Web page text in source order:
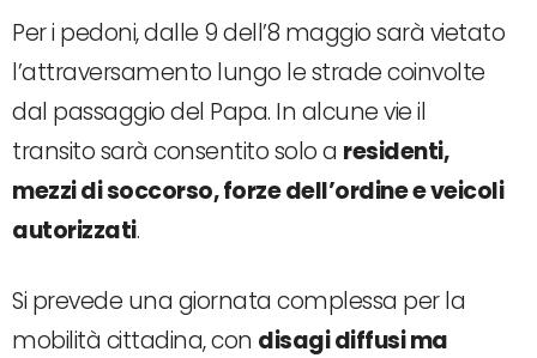
Per i pedoni, dalle 9 dell’8 maggio sarà vietato
l’attraversamento lungo le strade coinvolte
dal passaggio del Papa. In alcune vie il
transito sarà consentito solo a residenti,
mezzi di soccorso, forze dell’ordine e veicoli
autorizzati.
Si prevede una giornata complessa per la
mobilità cittadina, con disagi diffusi ma